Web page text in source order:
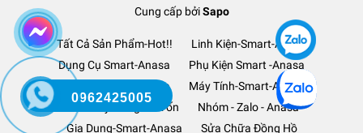
Cung cấp bởi Sapo
Tất Cả Sản Phẩm-Hot!!
Linh Kiện-Smart-Anasa
Dụng Cụ Smart-Anasa
Phụ Kiện Smart -Anasa
Ô Tô Xe Hơi TM-Anasa
Máy Tính-Smart-Anasa
Thanh Lý Hàng-Lỗ Vốn
Nhóm - Zalo - Anasa
Gia Dụng-Smart-Anasa
Sửa Chữa Đồng Hồ
0962425005